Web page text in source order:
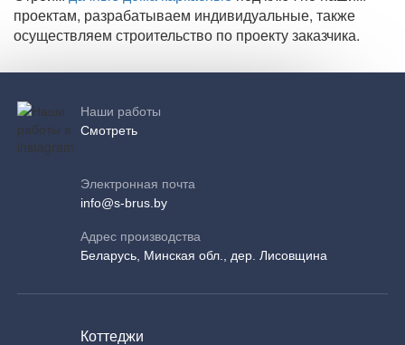
проектам, разрабатываем индивидуальные, также
осуществляем строительство по проекту заказчика.
Наши работы
Смотреть
Электронная почта
info@s-brus.by
Адрес производства
Беларусь, Минская обл., дер. Лисовщина
Коттеджи